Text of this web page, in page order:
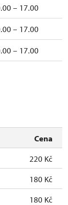
– 17.00
– 17.00
– 17.00
Cena
220 Kč
180 Kč
180 Kč